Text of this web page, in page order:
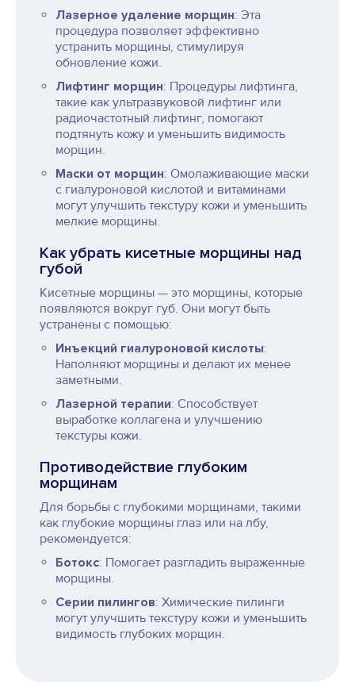
Лазерное удаление морщин: Эта
процедура позволяет эффективно
устранить морщины, стимулируя
обновление кожи.
Лифтинг морщин: Процедуры лифтинга,
такие как ультразвуковой лифтинг или
радиочастотный лифтинг, помогают
подтянуть кожу и уменьшить видимость
морщин.
Маски от морщин: Омолаживающие маски
с гиалуроновой кислотой и витаминами
могут улучшить текстуру кожи и уменьшить
мелкие морщины.
Как убрать кисетные морщины над
губой
Кисетные морщины — это морщины, которые
появляются вокруг губ. Они могут быть
устранены с помощью:
Инъекций гиалуроновой кислоты:
Наполняют морщины и делают их менее
заметными.
Лазерной терапии: Способствует
выработке коллагена и улучшению
текстуры кожи.
Противодействие глубоким
морщинам
Для борьбы с глубокими морщинами, такими
как глубокие морщины глаз или на лбу,
рекомендуется:
Ботокс: Помогает разгладить выраженные
морщины.
Серии пилингов: Химические пилинги
могут улучшить текстуру кожи и уменьшить
видимость глубоких морщин.